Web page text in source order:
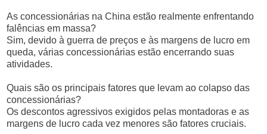
As concessionárias na China estão realmente enfrentando
falências em massa?
Sim, devido à guerra de preços e às margens de lucro em
queda, várias concessionárias estão encerrando suas
atividades.
Quais são os principais fatores que levam ao colapso das
concessionárias?
Os descontos agressivos exigidos pelas montadoras e as
margens de lucro cada vez menores são fatores cruciais.